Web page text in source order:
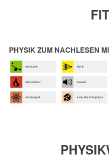
PHYSIK ZUM NACHLESEN